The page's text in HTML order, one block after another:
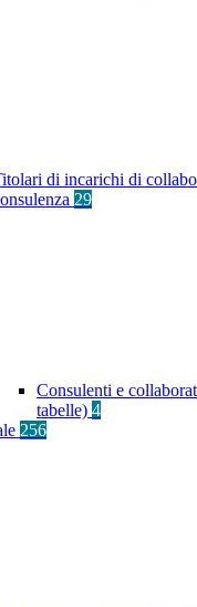
di incarichi di
29
Consulenti e
tabelle) 4
256